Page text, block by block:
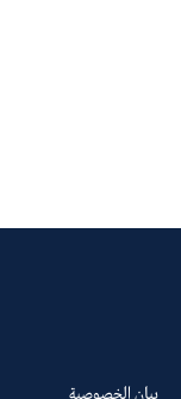
بيان الخصوصية